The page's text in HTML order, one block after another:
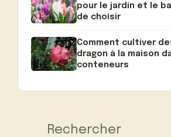
pour le jardin et le
de choisir
Comment cultiver
dragon à la maison
conteneurs
Rechercher